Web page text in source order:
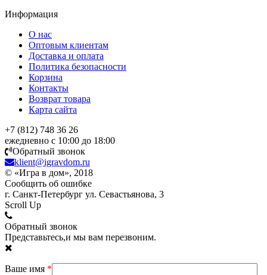
Информация
О нас
Оптовым клиентам
Доставка и оплата
Политика безопасности
Корзина
Контакты
Возврат товара
Карта сайта
+7 (812) 748 36 26
ежедневно с 10:00 до 18:00
Обратный звонок
klient@igravdom.ru
© «Игра в дом», 2018
Сообщить об ошибке
г. Санкт-Петербург ул. Севастьянова, 3
Scroll Up
Обратный звонок
Представьтесь,и мы вам перезвоним.
Ваше имя *